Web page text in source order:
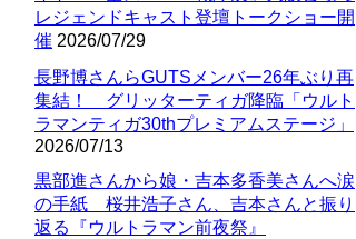
レジェンドキャスト登壇トークショー開
催 2026/07/29
長野博さんらGUTSメンバー26年ぶり再
集結！ グリッターティガ降臨「ウルト
ラマンティガ30thプレミアムステージ」
2026/07/13
黒部進さんから娘・吉本多香美さんへ涙
の手紙 桜井浩子さん、吉本さんと振り
返る『ウルトラマン前夜祭』